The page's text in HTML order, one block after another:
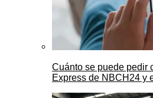
Cuánto se puede pedir
Express de NBCH24 y